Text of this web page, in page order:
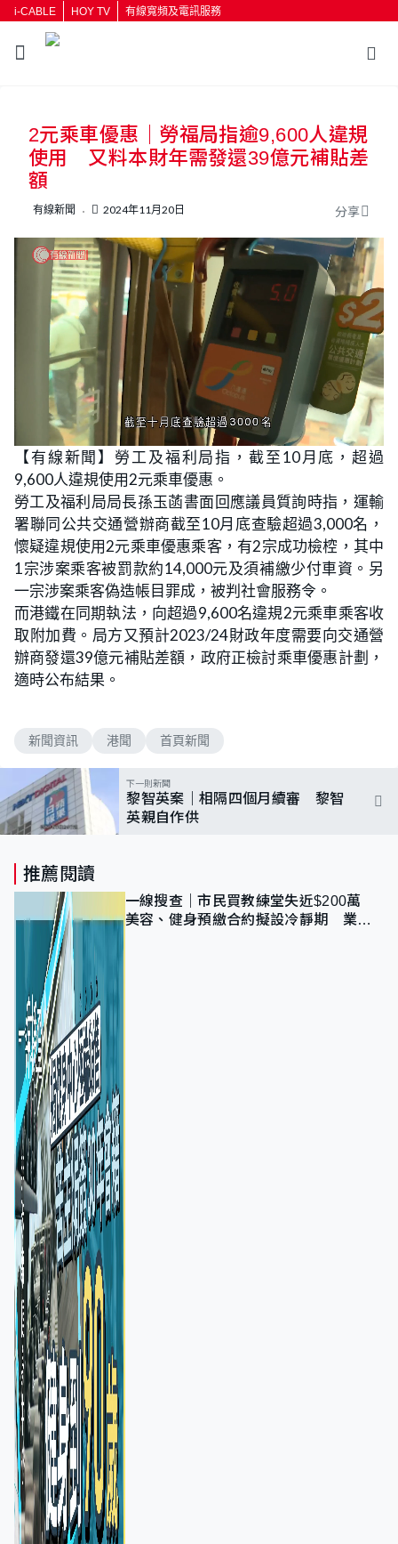
i-CABLE HOY TV 有線寬頻及電訊服務
按輸入鍵開始搜尋
2元乘車優惠｜勞福局指逾9,600人違規
使用 又料本財年需發還39億元補貼差
額
有線新聞 2024年11月20日 分享
U
n
m
u
t
e
o
a
d
e
d
:
5
0
.
0
0
%
【有線新聞】勞工及福利局指，截至10月底，超過
9,600人違規使用2元乘車優惠。
勞工及福利局局長孫玉菡書面回應議員質詢時指，運輸
署聯同公共交通營辦商截至10月底查驗超過3,000名，
懷疑違規使用2元乘車優惠乘客，有2宗成功檢椌，其中
1宗涉案乘客被罰款約14,000元及須補繳少付車資。另
一宗涉案乘客偽造帳目罪成，被判社會服務令。
而港鐵在同期執法，向超過9,600名違規2元乘車乘客收
取附加費。局方又預計2023/24財政年度需要向交通營
辦商發還39億元補貼差額，政府正檢討乘車優惠計劃，
適時公布結果。
新聞資訊 港聞 首頁新聞
下一則新聞
黎智英案｜相隔四個月續審 黎智
英親自作供
推薦閱讀
一線搜查｜市民買教練堂失近$200萬
美容、健身預繳合約擬設冷靜期 業界